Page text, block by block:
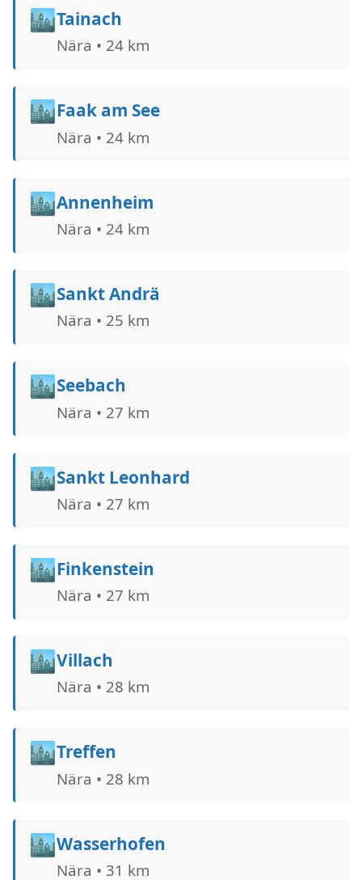
🏙️Tainach
Nära • 24 km
🏙️Faak am See
Nära • 24 km
🏙️Annenheim
Nära • 24 km
🏙️Sankt Andrä
Nära • 25 km
🏙️Seebach
Nära • 27 km
🏙️Sankt Leonhard
Nära • 27 km
🏙️Finkenstein
Nära • 27 km
🏙️Villach
Nära • 28 km
🏙️Treffen
Nära • 28 km
🏙️Wasserhofen
Nära • 31 km